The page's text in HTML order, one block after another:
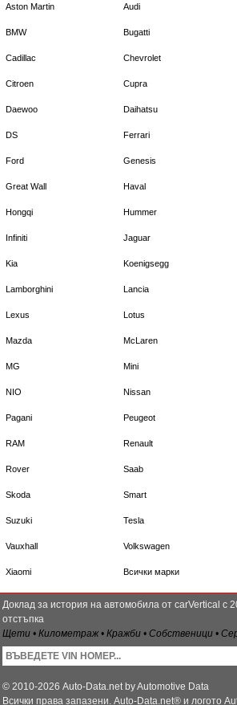
Aston Martin Audi
BMW Bugatti
Cadillac Chevrolet
Citroen Cupra
Daewoo Daihatsu
DS Ferrari
Ford Genesis
Great Wall Haval
Hongqi Hummer
Infiniti Jaguar
Kia Koenigsegg
Lamborghini Lancia
Lexus Lotus
Mazda McLaren
MG Mini
NIO Nissan
Pagani Peugeot
RAM Renault
Rover Saab
Skoda Smart
Suzuki Tesla
Vauxhall Volkswagen
Xiaomi Всички марки
Доклад за история на автомобила от carVertical с
отстъпка
Щети • Километраж • Кражби • Собственици •
© 2010-2026 Auto-Data.net by Automotive Data
Всички права запазени. Auto-Data.net® и логото